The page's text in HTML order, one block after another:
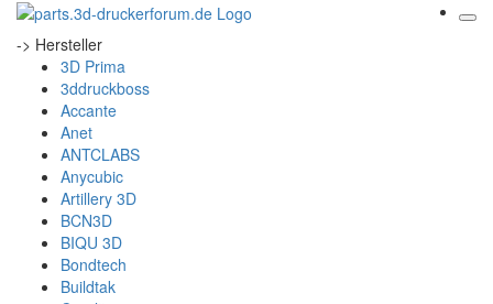
-> Hersteller
3D Prima
3ddruckboss
Accante
Anet
ANTCLABS
Anycubic
Artillery 3D
BCN3D
BIQU 3D
Bondtech
Buildtak